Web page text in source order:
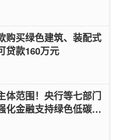
购买绿色建筑、装配式
贷款160万元
体范围！央行等七部门
化金融支持绿色低碳发